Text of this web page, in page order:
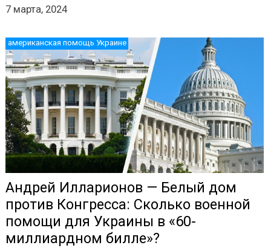
7 марта, 2024
американская помощь Украине
Андрей Илларионов — Белый дом
против Конгресса: Сколько военной
помощи для Украины в «60-
миллиардном билле»?